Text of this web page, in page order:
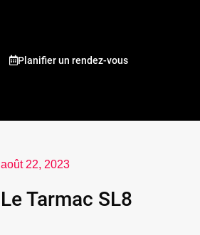
Planifier un rendez-vous
août 22, 2023
Le Tarmac SL8